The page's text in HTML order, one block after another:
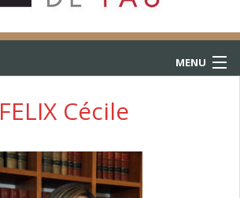
MENU
FELIX Cécile